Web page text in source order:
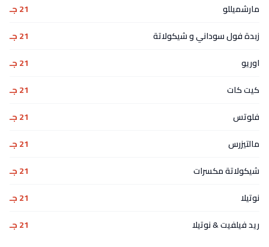
مارشميللو
21 جـ
زبدة فول سوداني و شيكولاتة
21 جـ
اوريو
21 جـ
كيت كات
21 جـ
فلوتس
21 جـ
مالتيزرس
21 جـ
شيكولاتة مكسرات
21 جـ
نوتيلا
21 جـ
ريد فيلفيت & نوتيلا
21 جـ